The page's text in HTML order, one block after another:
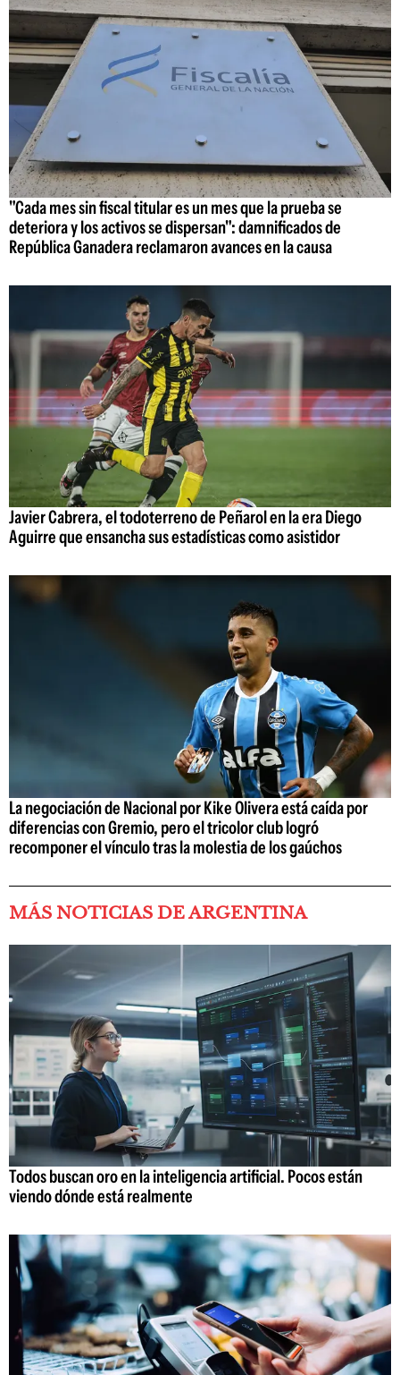
"Cada mes sin fiscal titular es un mes que la prueba se
deteriora y los activos se dispersan": damnificados de
República Ganadera reclamaron avances en la causa
Javier Cabrera, el todoterreno de Peñarol en la era Diego
Aguirre que ensancha sus estadísticas como asistidor
La negociación de Nacional por Kike Olivera está caída por
diferencias con Gremio, pero el tricolor club logró
recomponer el vínculo tras la molestia de los gaúchos
MÁS NOTICIAS DE ARGENTINA
Todos buscan oro en la inteligencia artificial. Pocos están
viendo dónde está realmente